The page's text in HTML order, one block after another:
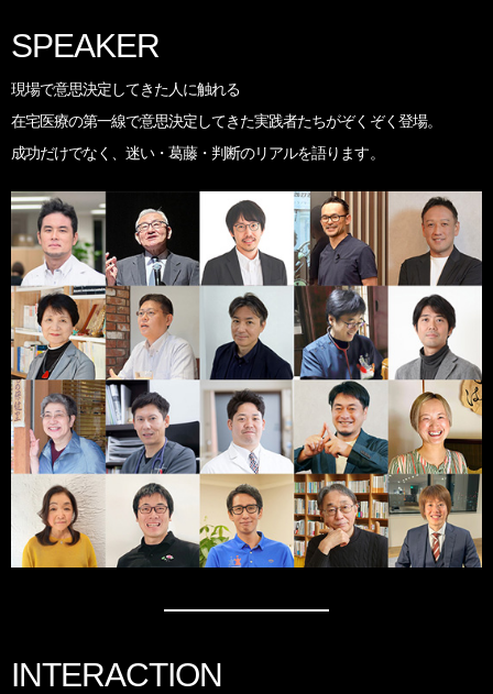
SPEAKER
現場で意思決定してきた人に触れる
在宅医療の第一線で意思決定してきた実践者たちがぞくぞく登場。
成功だけでなく、迷い・葛藤・判断のリアルを語ります。
INTERACTION